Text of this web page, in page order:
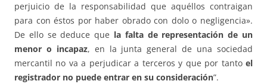
perjuicio de la responsabilidad que aquéllos contraigan
para con éstos por haber obrado con dolo o negligencia».
De ello se deduce que la falta de representación de un
menor o incapaz, en la junta general de una sociedad
mercantil no va a perjudicar a terceros y que por tanto el
registrador no puede entrar en su consideración”.